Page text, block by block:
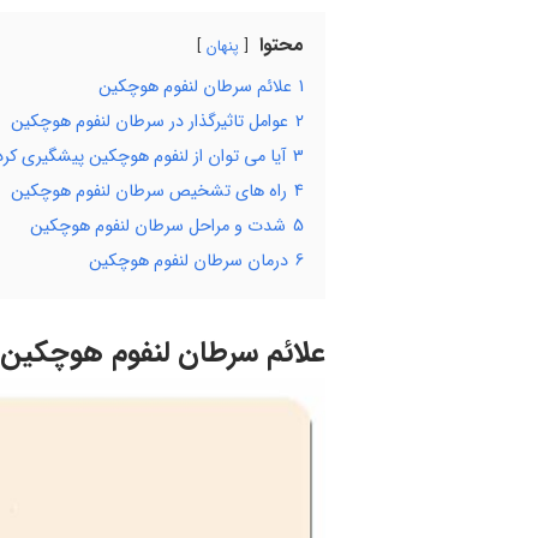
محتوا پنهان
1 علائم سرطان لنفوم هوچکین
2 عوامل تاثیرگذار در سرطان لنفوم هوچکین
3 آیا می توان از لنفوم هوچکین پیشگیری
4 راه های تشخیص سرطان لنفوم هوچکین
5 شدت و مراحل سرطان لنفوم هوچکین
6 درمان سرطان لنفوم هوچکین
علائم سرطان لنفوم هوچکین